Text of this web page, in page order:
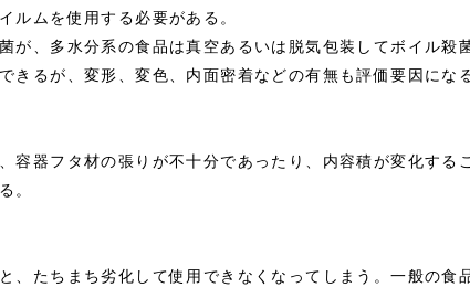
ムを使用する必要がある。
、多水分系の食品は真空あるいは脱気包装してボイル殺
るが、変形、変色、内面密着などの有無も評価要因になる
器フタ材の張りが不十分であったり、内容積が変化する
。
たちまち劣化して使用できなくなってしまう。一般の食